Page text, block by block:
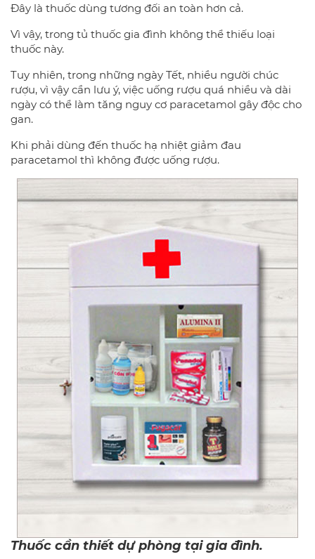
Đây là thuốc dùng tương đối an toàn hơn cả.
Vì vậy, trong tủ thuốc gia đình không thể thiếu loại
thuốc này.
Tuy nhiên, trong những ngày Tết, nhiều người chúc
rượu, vì vậy cần lưu ý, việc uống rượu quá nhiều và dài
ngày có thể làm tăng nguy cơ paracetamol gây độc cho
gan.
Khi phải dùng đến thuốc hạ nhiệt giảm đau
paracetamol thì không được uống rượu.
Thuốc cần thiết dự phòng tại gia đình.